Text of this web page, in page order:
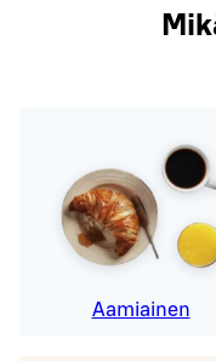
Aamiainen